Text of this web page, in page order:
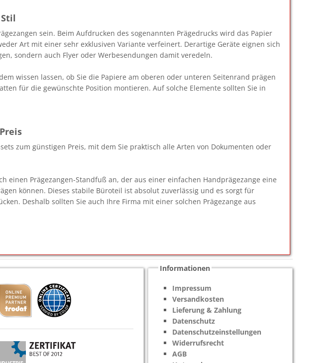
sein. Beim Aufdrucken des sogenannten Prägedrucks wird das Papier
Art mit einer sehr exklusiven Variante verfeinert. Derartige Geräte eignen sich
sondern auch Flyer oder Werbesendungen damit veredeln.
wissen lassen, ob Sie die Papiere am oberen oder unteren Seitenrand prägen
für die gewünschte Position montieren. Auf solche Elemente sollten Sie in
zum günstigen Preis, mit dem Sie praktisch alle Arten von Dokumenten oder
einen Prägezangen-Standfuß an, der aus einer einfachen Handprägezange eine
können. Dieses stabile Büroteil ist absolut zuverlässig und es sorgt für
Deshalb sollten Sie auch Ihre Firma mit einer solchen Prägezange aus
Informationen
Impressum
Versandkosten
Lieferung & Zahlung
Datenschutz
Datenschutzeinstellungen
Widerrufsrecht
AGB